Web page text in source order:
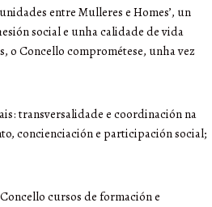
entre Mulleres e Homes’, un
social e unha calidade de vida
o Concello comprométese, unha vez
transversalidade e coordinación na
concienciación e participación social;
cursos de formación e